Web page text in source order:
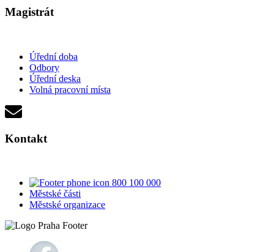
Magistrát
Úřední doba
Odbory
Úřední deska
Volná pracovní místa
Kontakt
800 100 000
Městské části
Městské organizace